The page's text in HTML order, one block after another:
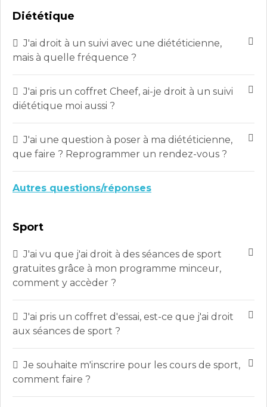
Diététique
J'ai droit à un suivi avec une diététicienne,
mais à quelle fréquence ?
J'ai pris un coffret Cheef, ai-je droit à un suivi
diététique moi aussi ?
J'ai une question à poser à ma diététicienne,
que faire ? Reprogrammer un rendez-vous ?
Autres questions/réponses
Sport
J'ai vu que j'ai droit à des séances de sport
gratuites grâce à mon programme minceur,
comment y accèder ?
J'ai pris un coffret d'essai, est-ce que j'ai droit
aux séances de sport ?
Je souhaite m'inscrire pour les cours de sport,
comment faire ?